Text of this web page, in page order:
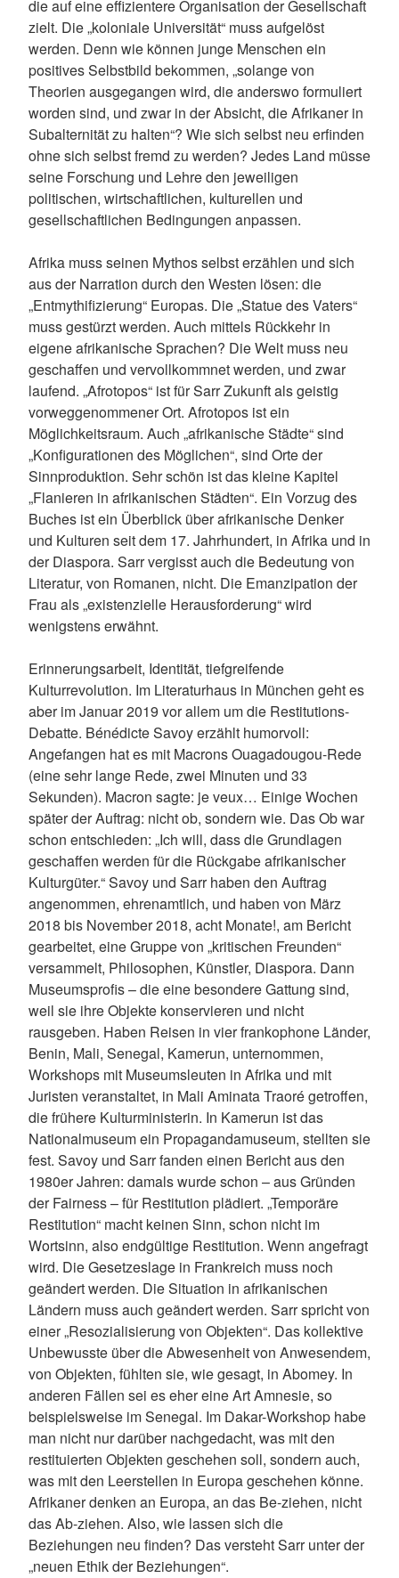
die auf eine effizientere Organisation der Gesellschaft
zielt. Die „koloniale Universität“ muss aufgelöst
werden. Denn wie können junge Menschen ein
positives Selbstbild bekommen, „solange von
Theorien ausgegangen wird, die anderswo formuliert
worden sind, und zwar in der Absicht, die Afrikaner in
Subalternität zu halten“? Wie sich selbst neu erfinden
ohne sich selbst fremd zu werden? Jedes Land müsse
seine Forschung und Lehre den jeweiligen
politischen, wirtschaftlichen, kulturellen und
gesellschaftlichen Bedingungen anpassen.
Afrika muss seinen Mythos selbst erzählen und sich
aus der Narration durch den Westen lösen: die
„Entmythifizierung“ Europas. Die „Statue des Vaters“
muss gestürzt werden. Auch mittels Rückkehr in
eigene afrikanische Sprachen? Die Welt muss neu
geschaffen und vervollkommnet werden, und zwar
laufend. „Afrotopos“ ist für Sarr Zukunft als geistig
vorweggenommener Ort. Afrotopos ist ein
Möglichkeitsraum. Auch „afrikanische Städte“ sind
„Konfigurationen des Möglichen“, sind Orte der
Sinnproduktion. Sehr schön ist das kleine Kapitel
„Flanieren in afrikanischen Städten“. Ein Vorzug des
Buches ist ein Überblick über afrikanische Denker
und Kulturen seit dem 17. Jahrhundert, in Afrika und in
der Diaspora. Sarr vergisst auch die Bedeutung von
Literatur, von Romanen, nicht. Die Emanzipation der
Frau als „existenzielle Herausforderung“ wird
wenigstens erwähnt.
Erinnerungsarbeit, Identität, tiefgreifende
Kulturrevolution. Im Literaturhaus in München geht es
aber im Januar 2019 vor allem um die Restitutions-
Debatte. Bénédicte Savoy erzählt humorvoll:
Angefangen hat es mit Macrons Ouagadougou-Rede
(eine sehr lange Rede, zwei Minuten und 33
Sekunden). Macron sagte: je veux… Einige Wochen
später der Auftrag: nicht ob, sondern wie. Das Ob war
schon entschieden: „Ich will, dass die Grundlagen
geschaffen werden für die Rückgabe afrikanischer
Kulturgüter.“ Savoy und Sarr haben den Auftrag
angenommen, ehrenamtlich, und haben von März
2018 bis November 2018, acht Monate!, am Bericht
gearbeitet, eine Gruppe von „kritischen Freunden“
versammelt, Philosophen, Künstler, Diaspora. Dann
Museumsprofis – die eine besondere Gattung sind,
weil sie ihre Objekte konservieren und nicht
rausgeben. Haben Reisen in vier frankophone Länder,
Benin, Mali, Senegal, Kamerun, unternommen,
Workshops mit Museumsleuten in Afrika und mit
Juristen veranstaltet, in Mali Aminata Traoré getroffen,
die frühere Kulturministerin. In Kamerun ist das
Nationalmuseum ein Propagandamuseum, stellten sie
fest. Savoy und Sarr fanden einen Bericht aus den
1980er Jahren: damals wurde schon – aus Gründen
der Fairness – für Restitution plädiert. „Temporäre
Restitution“ macht keinen Sinn, schon nicht im
Wortsinn, also endgültige Restitution. Wenn angefragt
wird. Die Gesetzeslage in Frankreich muss noch
geändert werden. Die Situation in afrikanischen
Ländern muss auch geändert werden. Sarr spricht von
einer „Resozialisierung von Objekten“. Das kollektive
Unbewusste über die Abwesenheit von Anwesendem,
von Objekten, fühlten sie, wie gesagt, in Abomey. In
anderen Fällen sei es eher eine Art Amnesie, so
beispielsweise im Senegal. Im Dakar-Workshop habe
man nicht nur darüber nachgedacht, was mit den
restituierten Objekten geschehen soll, sondern auch,
was mit den Leerstellen in Europa geschehen könne.
Afrikaner denken an Europa, an das Be-ziehen, nicht
das Ab-ziehen. Also, wie lassen sich die
Beziehungen neu finden? Das versteht Sarr unter der
„neuen Ethik der Beziehungen“.